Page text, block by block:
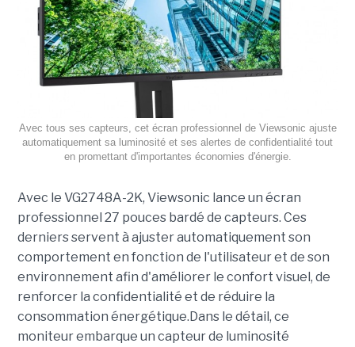
Avec tous ses capteurs, cet écran professionnel de Viewsonic ajuste
automatiquement sa luminosité et ses alertes de confidentialité tout
en promettant d'importantes économies d'énergie.
Avec le VG2748A-2K, Viewsonic lance un écran
professionnel 27 pouces bardé de capteurs. Ces
derniers servent à ajuster automatiquement son
comportement en fonction de l'utilisateur et de son
environnement afin d'améliorer le confort visuel, de
renforcer la confidentialité et de réduire la
consommation énergétique.Dans le détail, ce
moniteur embarque un capteur de luminosité